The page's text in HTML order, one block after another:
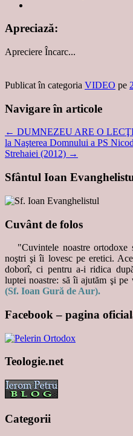
Apreciază:
Apreciere Încarc...
Publicat în categoria VIDEO pe
Navigare în articole
← DUMNEZEU ARE O
la Naşterea Domnului a PS
Strehaiei (2012) →
Sfântul Ioan
Cuvânt de folos
"Cuvintele noastre
noştri şi îi lovesc pe eretici.
doborî, ci pentru a-i ridica
luptei noastre: să îi ajutăm şi pe
(Sf. Ioan Gură de Aur).
Facebook – pagina
Teologie.net
Categorii